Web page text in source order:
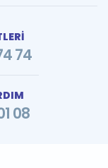
74
08